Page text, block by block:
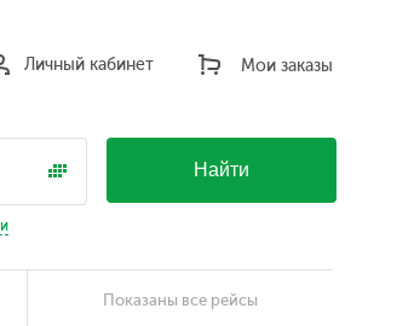
Мои заказы
Личный кабинет
Найти
Показаны все рейсы